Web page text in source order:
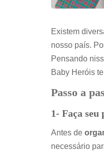
Existem
nosso país.
Pensando
Baby Heróis
Passo a
1- Faça
Antes de
necessário